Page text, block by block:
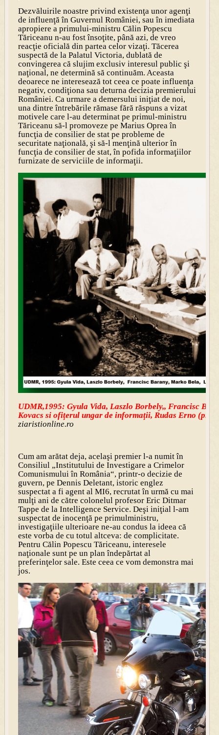
Dezvăluirile noastre privind existenţa unor agenţi
de influenţă în Guvernul României, sau în imediata
apropiere a primului-ministru Călin Popescu
Tăriceanu n-au fost însoţite, până azi, de vreo
reacţie oficială din partea celor vizaţi. Tăcerea
suspectă de la Palatul Victoria, dublată de
convingerea că slujim exclusiv interesul public şi
naţional, ne determină să continuăm. Aceasta
deoarece ne interesează tot ceea ce poate influenţa
negativ, condiţiona sau deturna decizia premierului
României. Ca urmare a demersului iniţiat de noi,
una dintre întrebările rămase fără răspuns a vizat
motivele care l-au determinat pe primul-ministru
Tăriceanu să-l promoveze pe Marius Oprea în
funcţia de consilier de stat pe probleme de
securitate naţională, şi să-l menţină ulterior în
funcţia de consilier de stat, în pofida informaţiilor
furnizate de serviciile de informaţii.
UDMR,1995: Gyula Vida, Laszlo Borbely,, Francisc
Kovacs si ofiţerul ungar de informaţii, Rudas Erno
ziaristionline.ro
Cum am arătat deja, acelaşi premier l-a numit în
Consiliul „Institutului de Investigare a Crimelor
Comunismului în România“, printr-o decizie de
guvern, pe Dennis Deletant, istoric englez
suspectat a fi agent al MI6, recrutat în urmă cu mai
mulţi ani de către colonelul profesor Eric Ditmar
Tappe de la Intelligence Service. Deşi iniţial l-am
suspectat de inocenţă pe primulministru,
investigaţiile ulterioare ne-au condus la ideea că
este vorba de cu totul altceva: de complicitate.
Pentru Călin Popescu Tăriceanu, interesele
naţionale sunt pe un plan îndepărtat al
preferinţelor sale. Este ceea ce vom demonstra mai
jos.